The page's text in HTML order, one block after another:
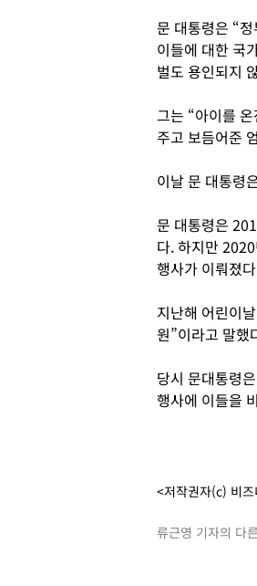
문 대통령은 “
이들에 대한 국
벌도 용인되지
그는 “아이를
주고 보듬어준
이날 문 대통령
문 대통령은
다. 하지만
행사가 이뤄졌
지난해 어린이
원”이라고 말했
당시 문대통령
행사에 이들을
<저작권자(c) 비
류근영 기자의 다